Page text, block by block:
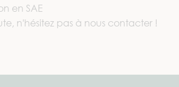
en SAE
n'hésitez pas à nous contacter !